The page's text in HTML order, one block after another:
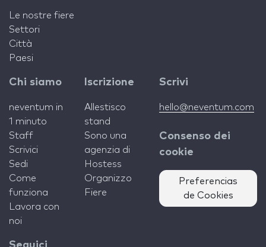
Le nostre fiere
Settori
Città
Paesi
Chi siamo
neventum in
1 minuto
Staff
Scrivici
Sedi
Come
funziona
Lavora con
noi
Iscrizione
Allestisco
stand
Sono una
agenzia di
Hostess
Organizzo
Fiere
Scrivi
hello@neventum.com
Consenso dei
cookie
Preferencias
de Cookies